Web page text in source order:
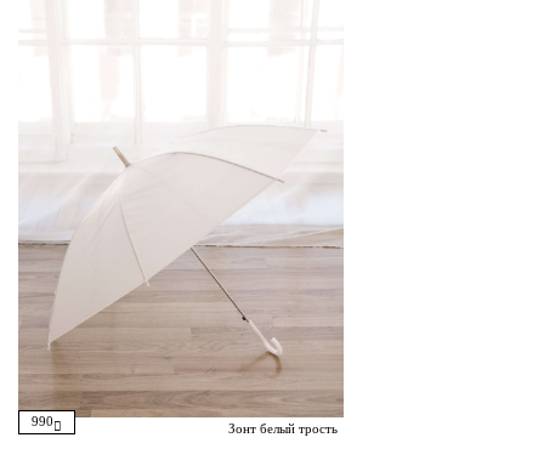
990 Зонт белый трость